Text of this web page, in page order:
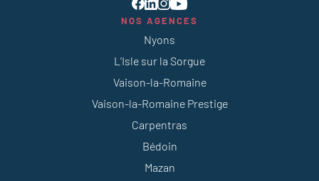
NOS AGENCES
Nyons
L’Isle sur la Sorgue
Vaison-la-Romaine
Vaison-la-Romaine Prestige
Carpentras
Bédoin
Mazan